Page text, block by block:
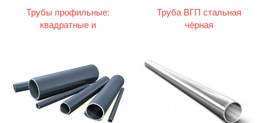
Трубы профильные:
квадратные и
Труба ВГП стальная
чёрная